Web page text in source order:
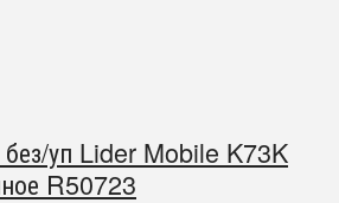
уп Lider Mobile K73K
R50723